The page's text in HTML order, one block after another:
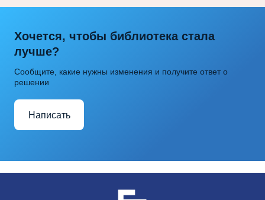
Хочется, чтобы библиотека стала
лучше?
Сообщите, какие нужны изменения и получите ответ о
решении
Написать